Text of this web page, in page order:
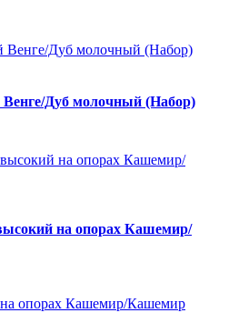
Дуб молочный (Набор)
на опорах Кашемир/